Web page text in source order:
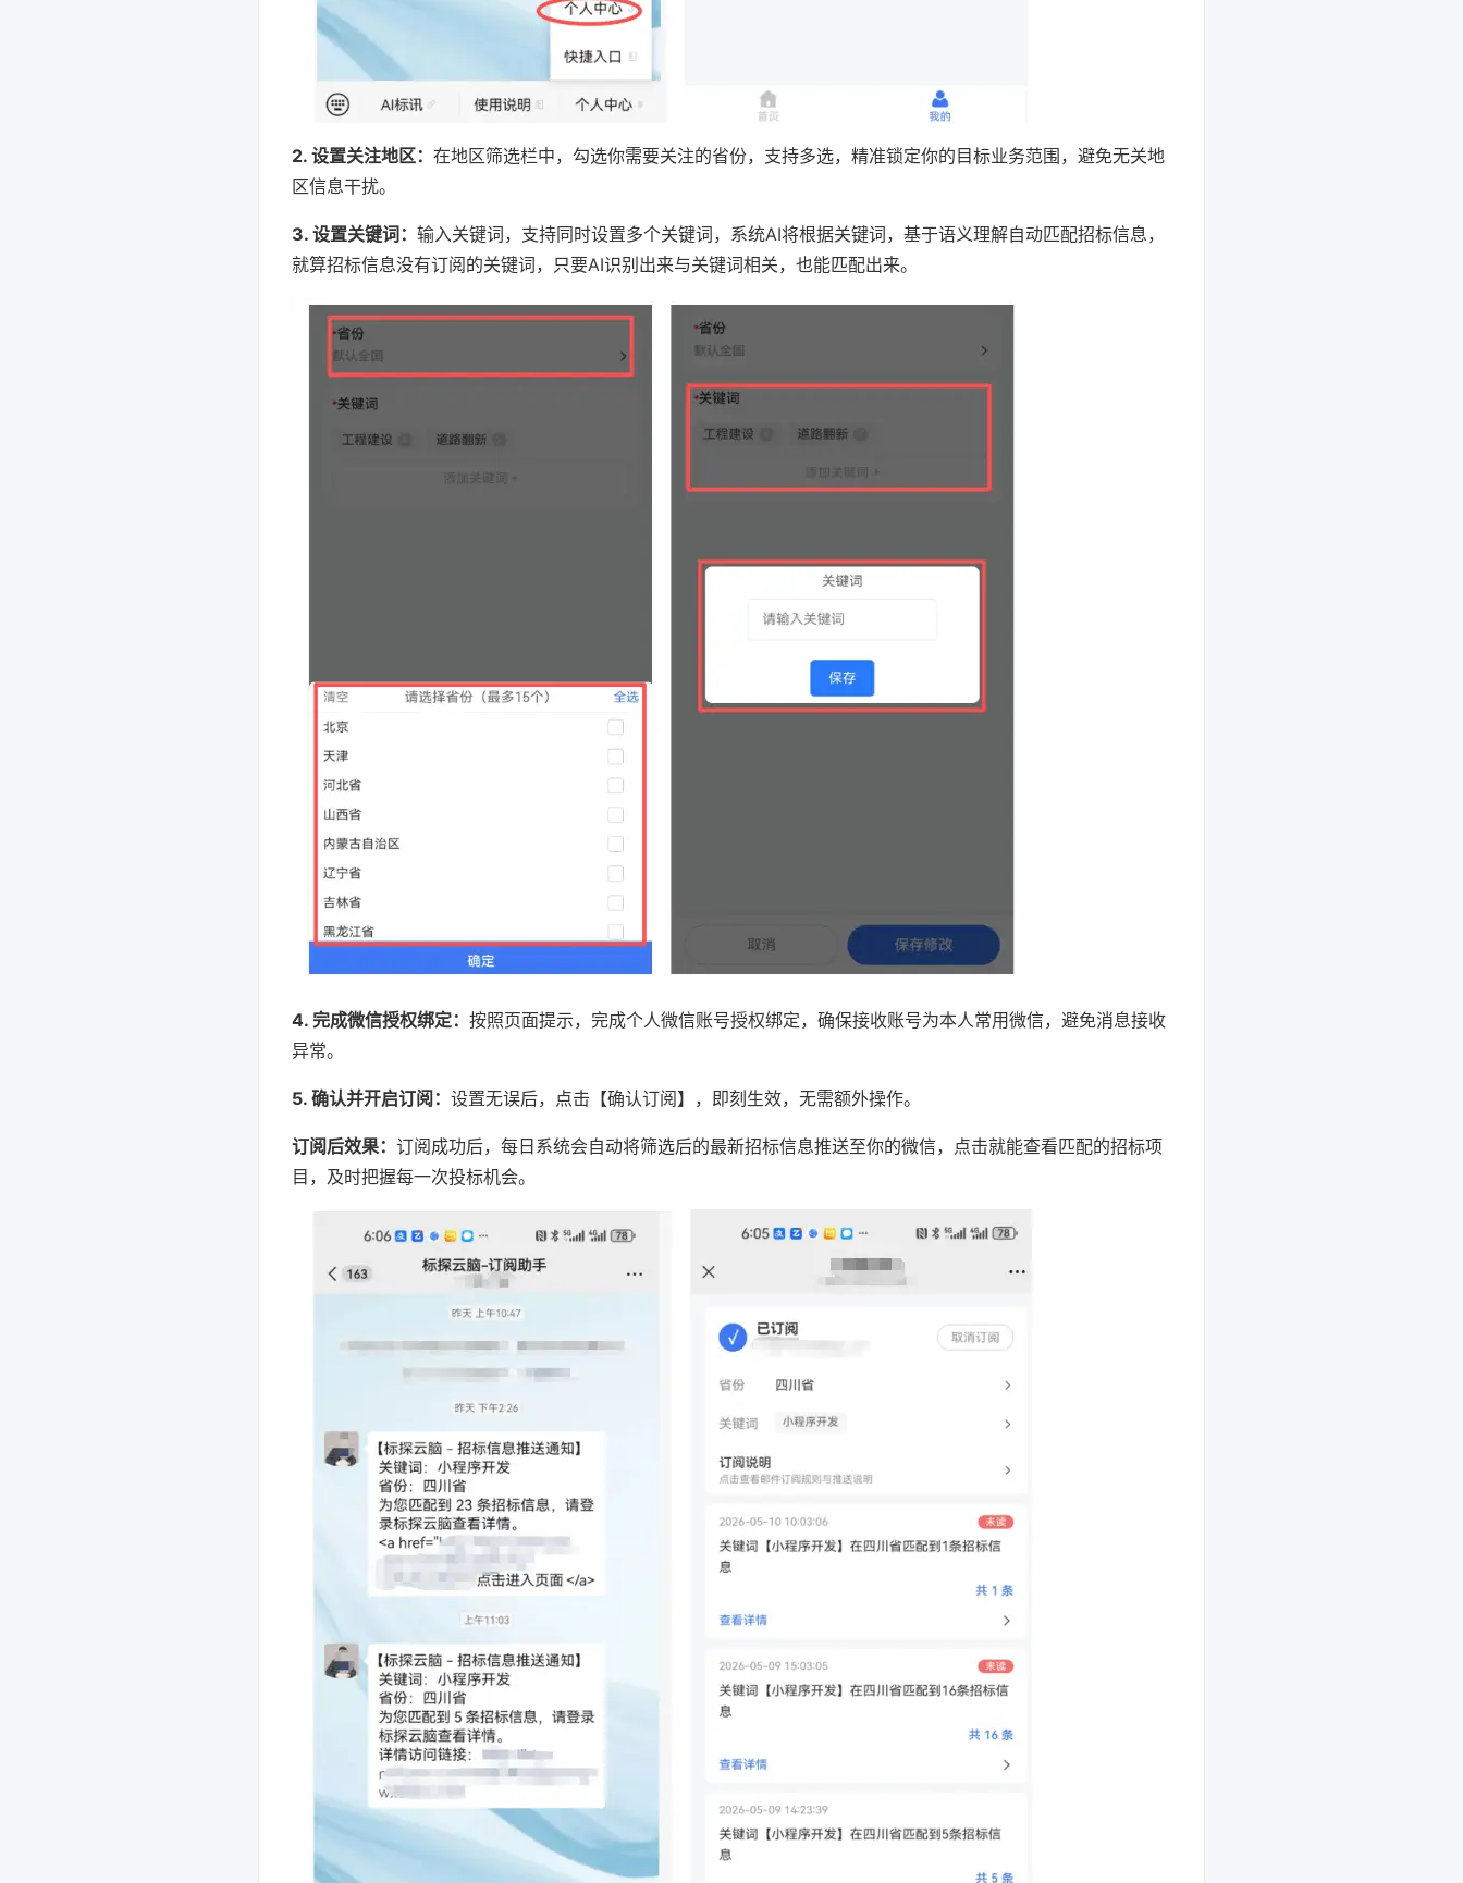
2. 设置关注地区： 在地区筛选栏中，勾选你需要关注的省份，支持多选，精准锁定你的目标业务范围，避免无关地
区信息干扰。
3. 设置关键词： 输入关键词，支持同时设置多个关键词，系统AI将根据关键词，基于语义理解自动匹配招标信息，
就算招标信息没有订阅的关键词，只要AI识别出来与关键词相关，也能匹配出来。
4. 完成微信授权绑定： 按照页面提示，完成个人微信账号授权绑定，确保接收账号为本人常用微信，避免消息接收
异常。
5. 确认并开启订阅： 设置无误后，点击【确认订阅】，即刻生效，无需额外操作。
订阅后效果： 订阅成功后，每日系统会自动将筛选后的最新招标信息推送至你的微信，点击就能查看匹配的招标项
目，及时把握每一次投标机会。